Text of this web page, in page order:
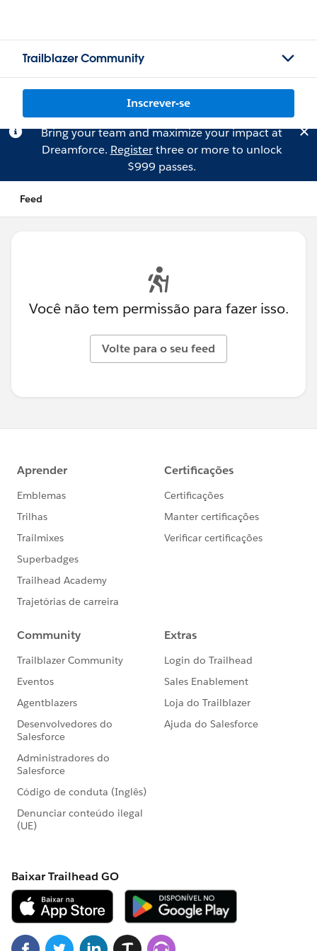
Trailblazer Community
Inscrever-se
Bring your team and maximize your impact at
Dreamforce. Registerthree or more to unlock
$999 passes.
Feed
Você não tem permissão para fazer isso.
Volte para o seu feed